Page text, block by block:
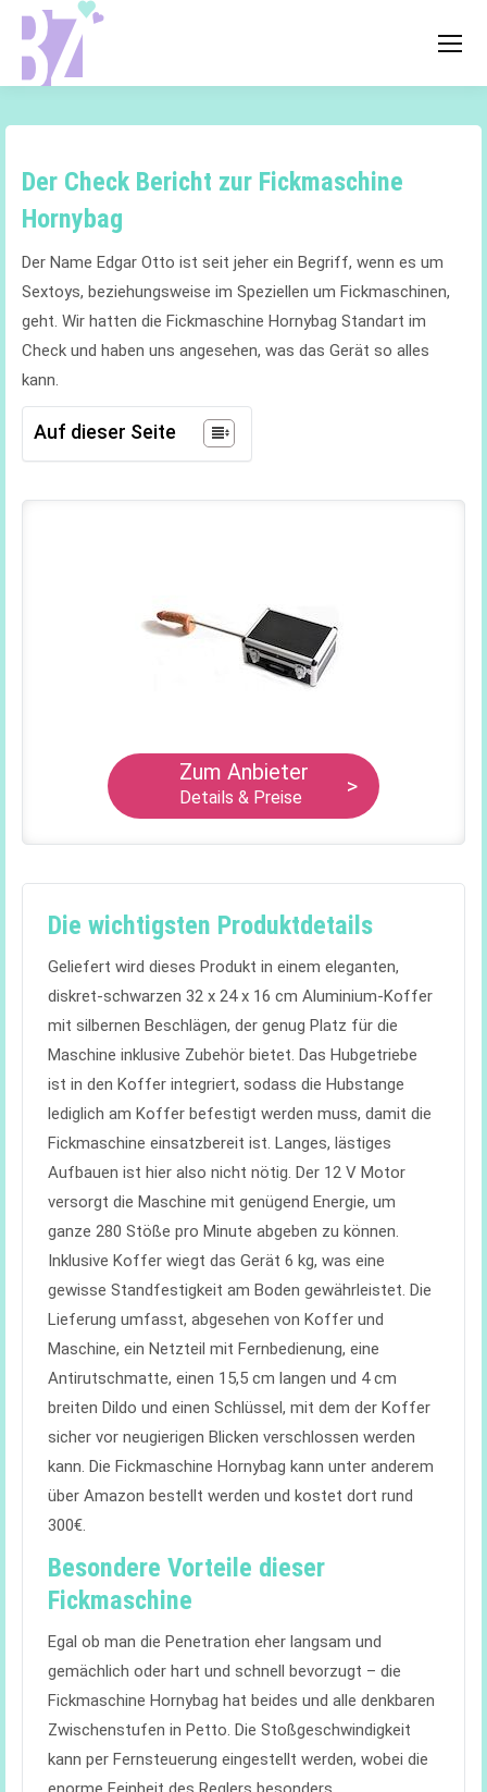
Der Check Bericht zur Fickmaschine
Hornybag
Der Name Edgar Otto ist seit jeher ein Begriff, wenn es um
Sextoys, beziehungsweise im Speziellen um Fickmaschinen,
geht. Wir hatten die Fickmaschine Hornybag Standart im
Check und haben uns angesehen, was das Gerät so alles
kann.
Auf dieser Seite
Zum Anbieter
Details & Preise >
Die wichtigsten Produktdetails
Geliefert wird dieses Produkt in einem eleganten,
diskret-schwarzen 32 x 24 x 16 cm Aluminium-Koffer
mit silbernen Beschlägen, der genug Platz für die
Maschine inklusive Zubehör bietet. Das Hubgetriebe
ist in den Koffer integriert, sodass die Hubstange
lediglich am Koffer befestigt werden muss, damit die
Fickmaschine einsatzbereit ist. Langes, lästiges
Aufbauen ist hier also nicht nötig. Der 12 V Motor
versorgt die Maschine mit genügend Energie, um
ganze 280 Stöße pro Minute abgeben zu können.
Inklusive Koffer wiegt das Gerät 6 kg, was eine
gewisse Standfestigkeit am Boden gewährleistet. Die
Lieferung umfasst, abgesehen von Koffer und
Maschine, ein Netzteil mit Fernbedienung, eine
Antirutschmatte, einen 15,5 cm langen und 4 cm
breiten Dildo und einen Schlüssel, mit dem der Koffer
sicher vor neugierigen Blicken verschlossen werden
kann. Die Fickmaschine Hornybag kann unter anderem
über Amazon bestellt werden und kostet dort rund
300€.
Besondere Vorteile dieser
Fickmaschine
Egal ob man die Penetration eher langsam und
gemächlich oder hart und schnell bevorzugt – die
Fickmaschine Hornybag hat beides und alle denkbaren
Zwischenstufen in Petto. Die Stoßgeschwindigkeit
kann per Fernsteuerung eingestellt werden, wobei die